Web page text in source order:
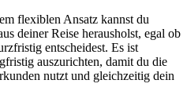
flexiblen Ansatz kannst du
deiner Reise herausholst, egal ob
entscheidest. Es ist
auszurichten, damit du die
nutzt und gleichzeitig dein